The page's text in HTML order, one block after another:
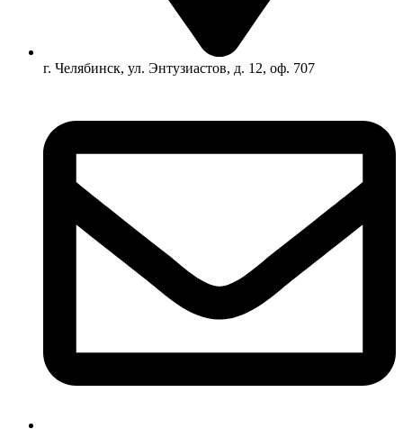
г. Челябинск, ул. Энтузиастов, д. 12, оф. 707